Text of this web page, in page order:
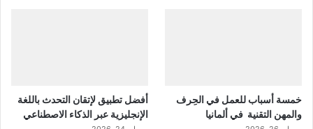
خمسة أسباب للعمل في الحِرف
والمهن التقنية في ألمانيا
أفضل تطبيق لإتقان التحدث باللغة
الإنجليزية عبر الذكاء الاصطناعي